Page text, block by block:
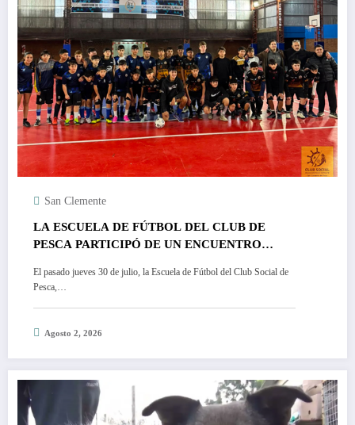
San Clemente
LA ESCUELA DE FÚTBOL DEL CLUB DE
PESCA PARTICIPÓ DE UN ENCUENTRO
LAVALLE
El pasado jueves 30 de julio, la Escuela de Fútbol del Club Social de
Pesca,…
Agosto 2, 2026